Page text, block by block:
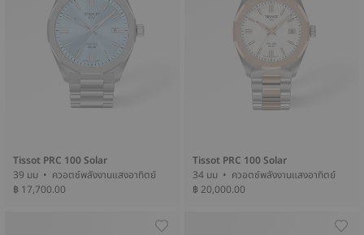
Tissot PRC 100 Solar
39 มม • ควอตซ์พลังงานแสงอาทิตย์
฿ 17,700.00
Tissot PRC 100 Solar
34 มม • ควอตซ์พลังงานแสงอาทิตย์
฿ 20,000.00